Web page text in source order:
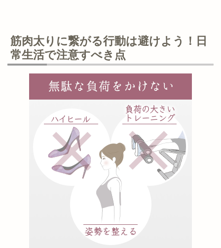
筋肉太りに繋がる行動は避けよう！日
常生活で注意すべき点